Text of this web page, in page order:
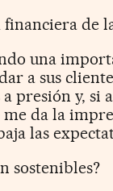
financiera de
una
a sus
presión y, si
me da la
las
sostenibles?